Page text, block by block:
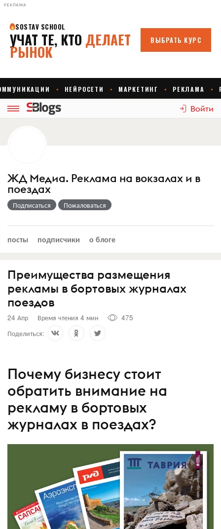
РЕКЛАМА
Войти
ЖД Медиа. Реклама на вокзалах и в
поездах
Подписаться Пожаловаться
посты подписчики о блоге
Преимущества размещения
рекламы в бортовых журналах
поездов
24 Апр Время чтения 4 мин
475
Поделиться:
Почему бизнесу стоит
обратить внимание на
рекламу в бортовых
журналах в поездах?